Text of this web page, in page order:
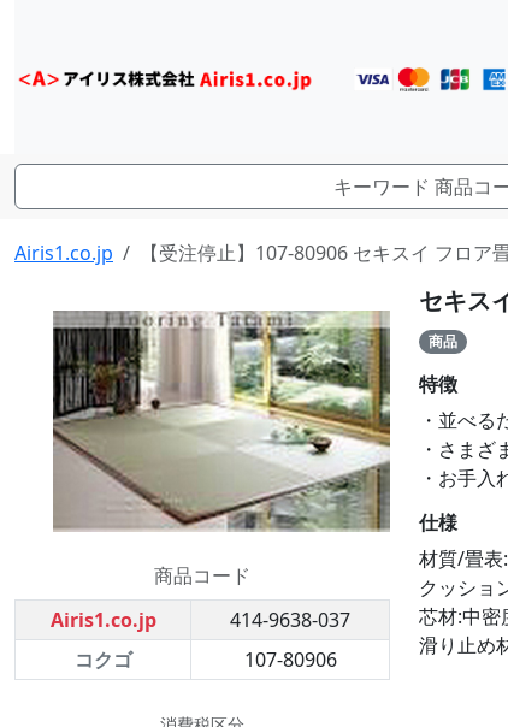
Airis1.co.jp 【受注停止】107-80906 セキスイ フロ
商品コード
Airis1.co.jp
414-9638-037
コクゴ
107-80906
セキス
商品
特徴
・並べる
・さまざ
・お手入
仕様
材質/畳表
クッショ
芯材:中密
滑り止め